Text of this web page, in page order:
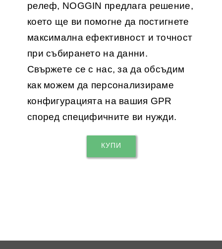
релеф, NOGGIN предлага решение,
което ще ви помогне да постигнете
максимална ефективност и точност
при събирането на данни.
Свържете се с нас, за да обсъдим
как можем да персонализираме
конфигурацията на вашия GPR
според специфичните ви нужди.
КУПИ